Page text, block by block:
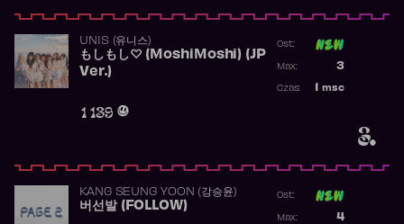
3.
UNIS (유니스)
もしもし♡ (MoshiMoshi) (JP
Ver.)
1 139
Ost:
3
Max:
msc
Czas:
KANG SEUNG YOON (강승윤)
버선발 (FOLLOW)
Ost:
4
Max: